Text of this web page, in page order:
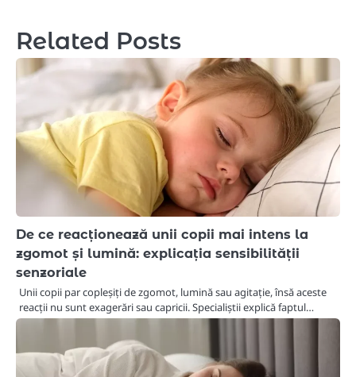
Related Posts
De ce reacționează unii copii mai intens la
zgomot și lumină: explicația sensibilității
senzoriale
Unii copii par copleșiți de zgomot, lumină sau agitație, însă aceste
reacții nu sunt exagerări sau capricii. Specialiștii explică faptul…